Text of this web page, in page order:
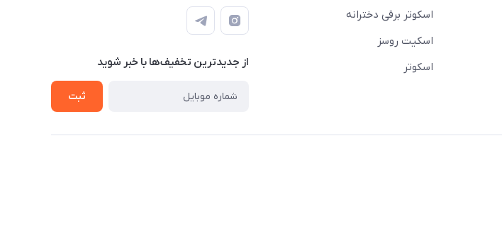
اسکوتر برقی دخترانه
اسکیت روسز
اسکوتر
از جدید‌ترین تخفیف‌ها با‌ خبر شوید
ثبت